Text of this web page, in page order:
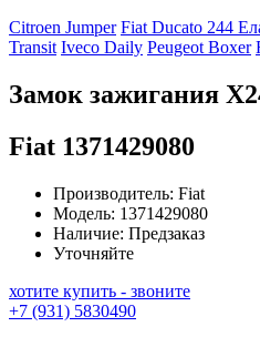
Citroen Jumper Fiat Ducato 244
Transit Iveco Daily Peugeot Boxer
Замок зажигания
Fiat 1371429080
Производитель: Fiat
Модель: 1371429080
Наличие: Предзаказ
Уточняйте
хотите купить - звоните
+7 (931) 5830490